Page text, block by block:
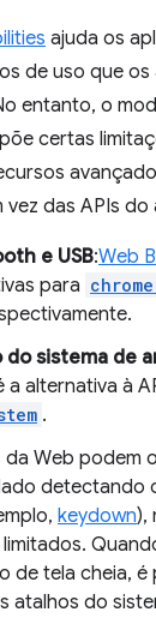
ajuda os
de uso que
entanto, o
certas
das APIs do
e USB:Web
para
sistema de
a alternativa à
.
da Web podem
detectando
keydown),
de tela cheia, é
atalhos do